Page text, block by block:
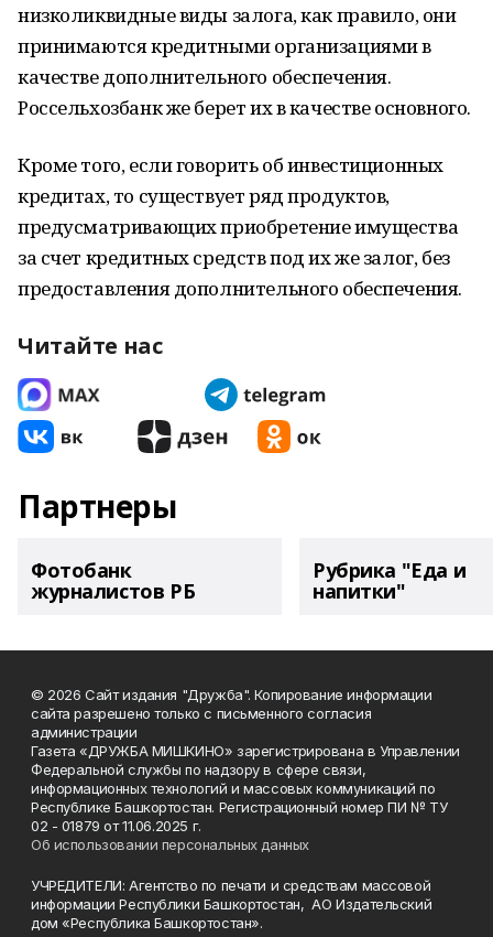
низколиквидные виды залога, как правило, они
принимаются кредитными организациями в
качестве дополнительного обеспечения.
Россельхозбанк же берет их в качестве основного.
Кроме того, если говорить об инвестиционных
кредитах, то существует ряд продуктов,
предусматривающих приобретение имущества
за счет кредитных средств под их же залог, без
предоставления дополнительного обеспечения.
Читайте нас
Партнеры
Фотобанк
журналистов РБ
Рубрика "Еда и
напитки"
© 2026 Сайт издания "Дружба". Копирование информации
сайта разрешено только с письменного согласия
администрации
Газета «ДРУЖБА МИШКИНО» зарегистрирована в Управлении
Федеральной службы по надзору в сфере связи,
информационных технологий и массовых коммуникаций по
Республике Башкортостан. Регистрационный номер ПИ № ТУ
02 - 01879 от 11.06.2025 г.
Об использовании персональных данных
УЧРЕДИТЕЛИ: Агентство по печати и средствам массовой
информации Республики Башкортостан, АО Издательский
дом «Республика Башкортостан».